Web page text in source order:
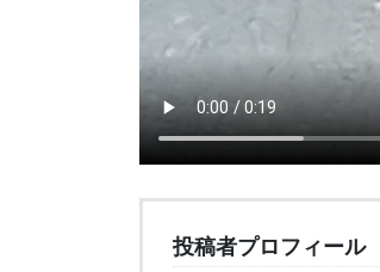
投稿者プロフィール